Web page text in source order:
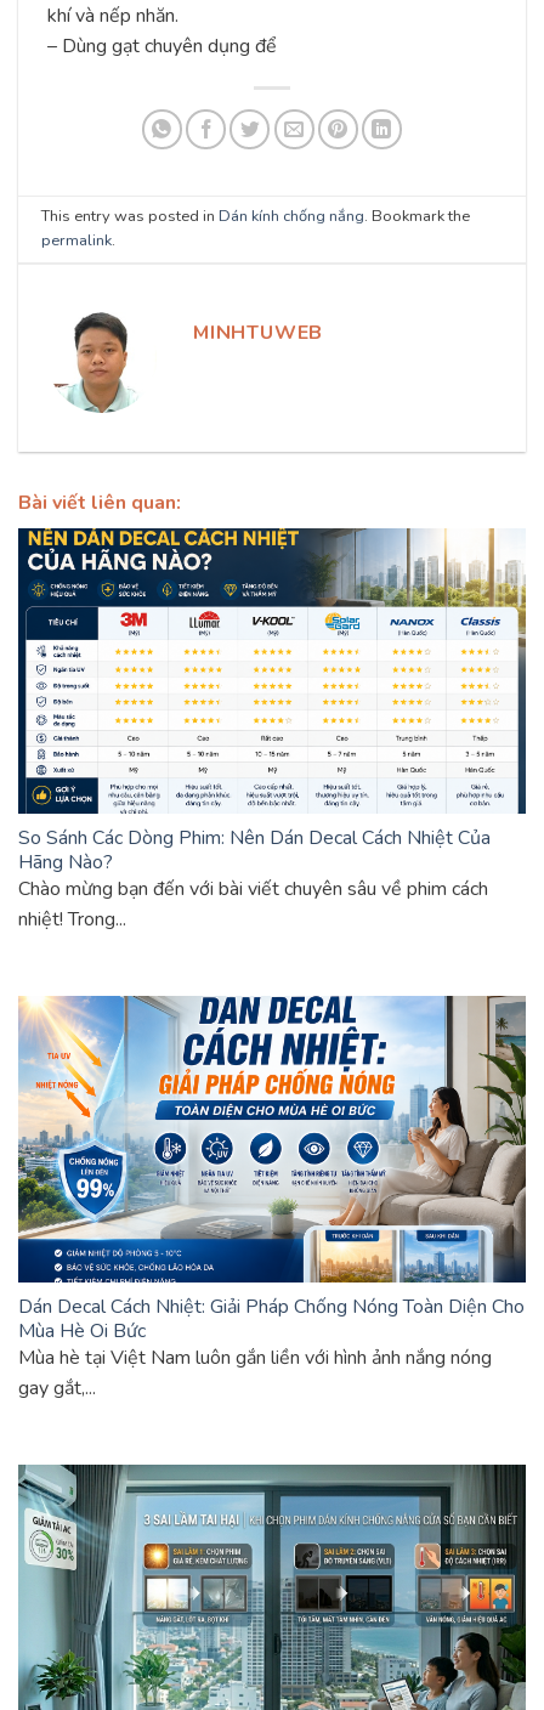
khí và nếp nhăn.
– Dùng gạt chuyên dụng để
This entry was posted in Dán kính chống nắng. Bookmark the
permalink.
MINHTUWEB
Bài viết liên quan:
So Sánh Các Dòng Phim: Nên Dán Decal Cách Nhiệt Của
Hãng Nào?
Chào mừng bạn đến với bài viết chuyên sâu về phim cách
nhiệt! Trong...
Dán Decal Cách Nhiệt: Giải Pháp Chống Nóng Toàn Diện Cho
Mùa Hè Oi Bức
Mùa hè tại Việt Nam luôn gắn liền với hình ảnh nắng nóng
gay gắt,...